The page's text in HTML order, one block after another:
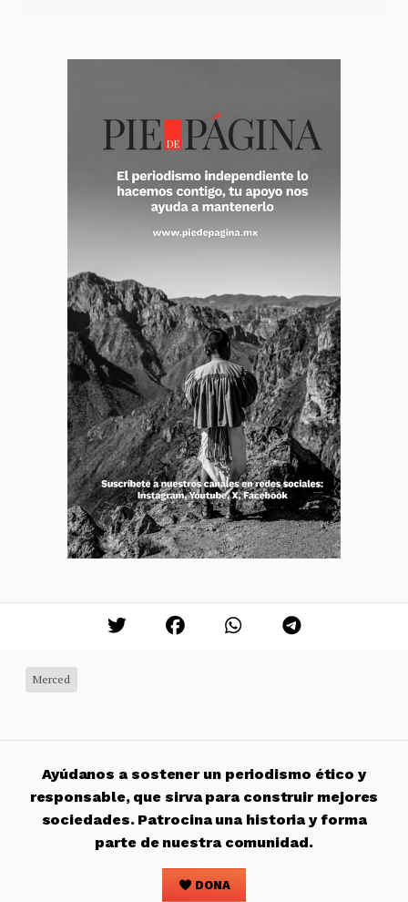
Merced
Ayúdanos a sostener un periodismo ético y
responsable, que sirva para construir mejores
sociedades. Patrocina una historia y forma
parte de nuestra comunidad.
DONA